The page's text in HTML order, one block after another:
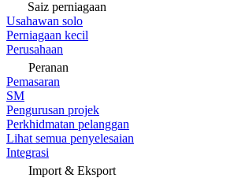
Saiz perniagaan
Usahawan solo
Perniagaan kecil
Perusahaan
Peranan
Pemasaran
SM
Pengurusan projek
Perkhidmatan pelanggan
Lihat semua penyelesaian
Integrasi
Import & Eksport